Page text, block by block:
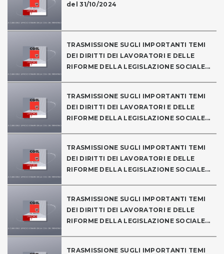
del 31/10/2024
TRASMISSIONE SUGLI IMPORTANTI TEMI
DEI DIRITTI DEI LAVORATORI E DELLE
RIFORME DELLA LEGISLAZIONE SOCIALE...
TRASMISSIONE SUGLI IMPORTANTI TEMI
DEI DIRITTI DEI LAVORATORI E DELLE
RIFORME DELLA LEGISLAZIONE SOCIALE...
TRASMISSIONE SUGLI IMPORTANTI TEMI
DEI DIRITTI DEI LAVORATORI E DELLE
RIFORME DELLA LEGISLAZIONE SOCIALE...
TRASMISSIONE SUGLI IMPORTANTI TEMI
DEI DIRITTI DEI LAVORATORI E DELLE
RIFORME DELLA LEGISLAZIONE SOCIALE...
TRASMISSIONE SUGLI IMPORTANTI TEMI